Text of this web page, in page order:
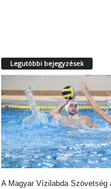
Legutóbbi bejegyzések
A Magyar Vízilabda Szövetség